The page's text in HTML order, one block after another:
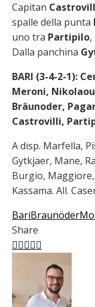
Capitan
spalle della punta
uno tra Partipilo,
Dalla panchina
BARI (3-4-2-1):
Meroni,
Bräunoder,
Castrovilli,
A disp. Marfella,
Gytkjaer, Mane,
Burgio,
Kassama. All.
BariBraunöder
Share
Facebook
Twitter
LinkedIn
Pinterest
Stumbleupon